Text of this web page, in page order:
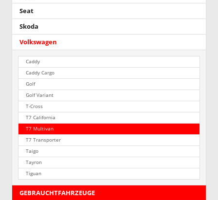
Seat
Skoda
Volkswagen
Caddy
Caddy Cargo
Golf
Golf Variant
T-Cross
T7 California
T7 Multivan
T7 Transporter
Taigo
Tayron
Tiguan
GEBRAUCHTFAHRZEUGE